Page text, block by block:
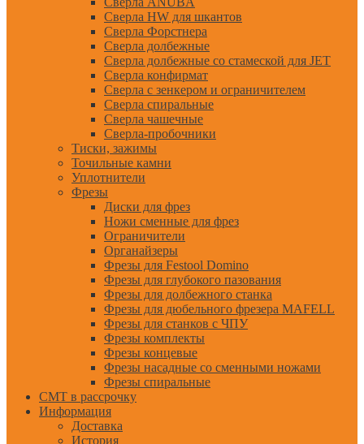
Сверла HW для шкантов
Сверла Форстнера
Сверла долбежные
Сверла долбежные со стамеской для JET
Сверла конфирмат
Сверла с зенкером и ограничителем
Сверла спиральные
Сверла чашечные
Сверла-пробочники
Тиски, зажимы
Точильные камни
Уплотнители
Фрезы
Диски для фрез
Ножи сменные для фрез
Ограничители
Органайзеры
Фрезы для Festool Domino
Фрезы для глубокого пазования
Фрезы для долбежного станка
Фрезы для дюбельного фрезера MAFELL
Фрезы для станков с ЧПУ
Фрезы комплекты
Фрезы концевые
Фрезы насадные со сменными ножами
Фрезы спиральные
CMT в рассрочку
Информация
Доставка
История